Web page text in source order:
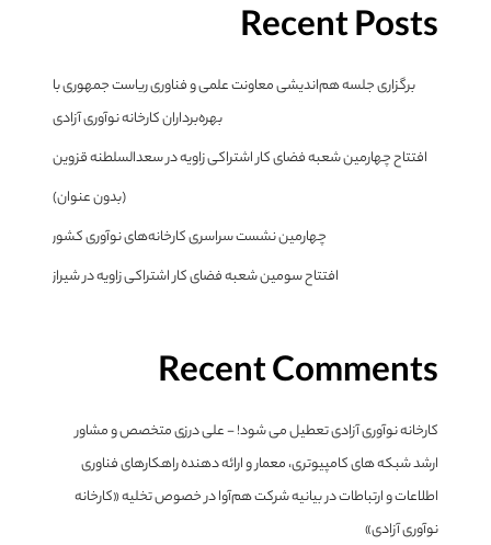
Recent Posts
برگزاری جلسه هم‌اندیشی معاونت علمی و فناوری ریاست جمهوری با
بهره‌برداران کارخانه نوآوری آزادی
افتتاح چهارمین شعبه فضای کار اشتراکی زاویه در سعدالسلطنه قزوین
(بدون عنوان)
چهارمین نشست سراسری کارخانه‌های نوآوری کشور
افتتاح سومین شعبه فضای کار اشتراکی زاویه در شیراز
Recent Comments
کارخانه نوآوری آزادی تعطیل می شود! - علی درزی متخصص و مشاور
ارشد شبکه های کامپیوتری، معمار و ارائه دهنده راهکارهای فناوری
اطلاعات و ارتباطاتدربیانیه شرکت هم‌آوا در خصوص تخلیه «کارخانه
نوآوری آزادی»